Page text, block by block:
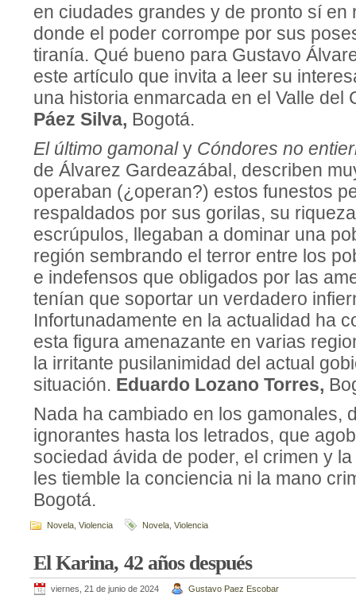
en ciudades grandes y de pronto sí en
donde el poder corrompe por sus
tiranía. Qué bueno para Gustavo
este artículo que invita a leer su
una historia enmarcada en el Valle del
Páez Silva, Bogotá.
El último gamonaly Cóndores no
de Álvarez Gardeazábal, describen
operaban (¿operan?) estos funestos
respaldados por sus gorilas, su
escrúpulos, llegaban a dominar una
región sembrando el terror entre los
e indefensos que obligados por las
tenían que soportar un verdadero
Infortunadamente en la actualidad ha
esta figura amenazante en varias
la irritante pusilanimidad del actual
situación. Eduardo Lozano Torres,
Nada ha cambiado en los gamonales,
ignorantes hasta los letrados, que
sociedad ávida de poder, el crimen y
les tiemble la conciencia ni la mano
Bogotá.
Novela Violencia Novela Violencia
El Karina, 42 años después
viernes, 21 de junio de 2024 Gustavo Paez Escobar